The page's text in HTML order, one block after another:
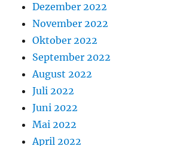
Dezember 2022
November 2022
Oktober 2022
September 2022
August 2022
Juli 2022
Juni 2022
Mai 2022
April 2022